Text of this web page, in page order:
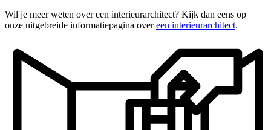
Wil je meer weten over een interieurarchitect? Kijk dan eens op
onze uitgebreide informatiepagina overeen interieurarchitect.